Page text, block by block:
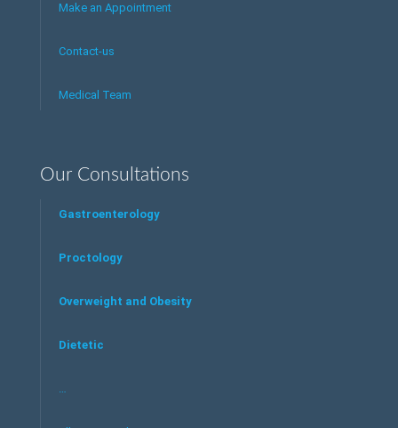
Make an Appointment
Contact-us
Medical Team
Our Consultations
Gastroenterology
Proctology
Overweight and Obesity
Dietetic
…